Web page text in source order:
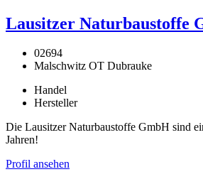
Lausitzer Naturbaustoffe
02694
Malschwitz OT Dubrauke
Handel
Hersteller
Die Lausitzer Naturbaustoffe GmbH sind
Jahren!
Profil ansehen